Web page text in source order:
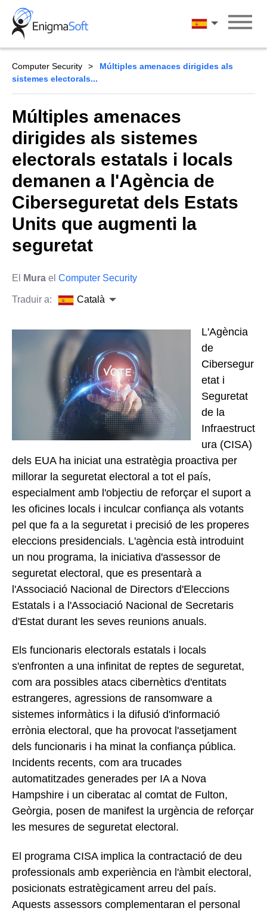
Skip
content
Català
Computer Security
Múltiples amenaces dirigides als
sistemes electorals...
Múltiples amenaces
dirigides als sistemes
electorals estatals i locals
demanen a l'Agència de
Ciberseguretat dels Estats
Units que augmenti la
seguretat
El Mura el Computer Security
Traduir a: Català
L'Agència
de
Cibersegur
etat i
Seguretat
de la
Infraestruct
ura (CISA)
dels EUA ha iniciat una estratègia proactiva per
millorar la seguretat electoral a tot el país,
especialment amb l'objectiu de reforçar el suport a
les oficines locals i inculcar confiança als votants
pel que fa a la seguretat i precisió de les properes
eleccions presidencials. L'agència està introduint
un nou programa, la iniciativa d'assessor de
seguretat electoral, que es presentarà a
l'Associació Nacional de Directors d'Eleccions
Estatals i a l'Associació Nacional de Secretaris
d'Estat durant les seves reunions anuals.
Els funcionaris electorals estatals i locals
s'enfronten a una infinitat de reptes de seguretat,
com ara possibles atacs cibernètics d'entitats
estrangeres, agressions de ransomware a
sistemes informàtics i la difusió d'informació
errònia electoral, que ha provocat l'assetjament
dels funcionaris i ha minat la confiança pública.
Incidents recents, com ara trucades
automatitzades generades per IA a Nova
Hampshire i un ciberatac al comtat de Fulton,
Geòrgia, posen de manifest la urgència de reforçar
les mesures de seguretat electoral.
El programa CISA implica la contractació de deu
professionals amb experiència en l'àmbit electoral,
posicionats estratègicament arreu del país.
Aquests assessors complementaran el personal